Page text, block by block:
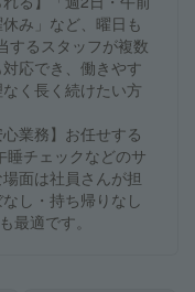
み」など、曜日も
するスタッフが複数
応でき、働きやす
く長く続けたい方
業務】お任せする
睡チェックなどのサ
面は社員さんが担
し・持ち帰りなし
最適です。